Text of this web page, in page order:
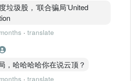
垃圾股，’联合骗局’United
· translate
，哈哈哈哈你在说云顶？
· translate